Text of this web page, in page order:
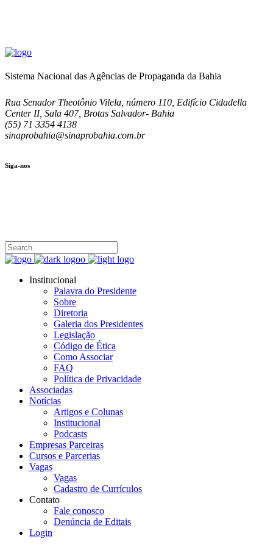
Sistema Nacional das Agências de Propaganda da Bahia
Rua Senador Theotônio Vilela, número 110, Edifício Cidadella
Center II, Sala 407, Brotas Salvador- Bahia
(55) 71 3354 4138
sinaprobahia@sinaprobahia.com.br
Siga-nos
Institucional
Palavra do Presidente
Sobre
Diretoria
Galeria dos Presidentes
Legislação
Código de Ética
Como Associar
FAQ
Política de Privacidade
Associadas
Notícias
Artigos e Colunas
Institucional
Podcasts
Empresas Parceiras
Cursos e Parcerias
Vagas
Vagas
Cadastro de Currículos
Contato
Fale conosco
Denúncia de Editais
Login